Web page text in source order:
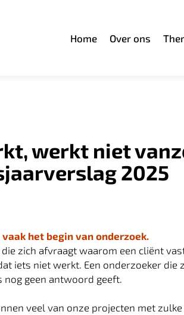
Home Over ons
werkt niet
2025
het begin van onderzoek.
zich afvraagt waarom een cliënt
iets niet werkt. Een onderzoeker die
nog geen antwoord geeft.
veel van onze projecten met